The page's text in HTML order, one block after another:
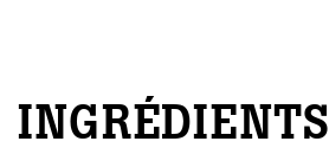
INGRÉDIENTS